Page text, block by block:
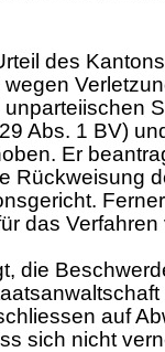
des
Abs. 1 BV)
Er
Rückweisung
das
die
auf
sich nicht